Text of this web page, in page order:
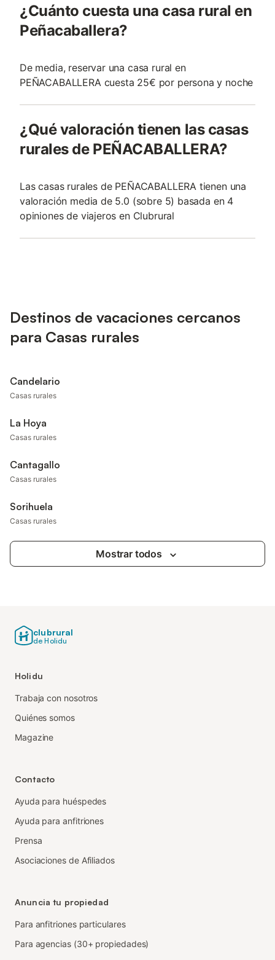
¿Cuánto cuesta una casa rural en
Peñacaballera?
De media, reservar una casa rural en
PEÑACABALLERA cuesta 25€ por persona y noche
¿Qué valoración tienen las casas
rurales de PEÑACABALLERA?
Las casas rurales de PEÑACABALLERA tienen una
valoración media de 5.0 (sobre 5) basada en 4
opiniones de viajeros en Clubrural
Destinos de vacaciones cercanos
para Casas rurales
Candelario
Casas rurales
La Hoya
Casas rurales
Cantagallo
Casas rurales
Sorihuela
Casas rurales
Mostrar todos
clubrural
de Holidu
Holidu
Trabaja con nosotros
Quiénes somos
Magazine
Contacto
Ayuda para huéspedes
Ayuda para anfitriones
Prensa
Asociaciones de Afiliados
Anuncia tu propiedad
Para anfitriones particulares
Para agencias (30+ propiedades)